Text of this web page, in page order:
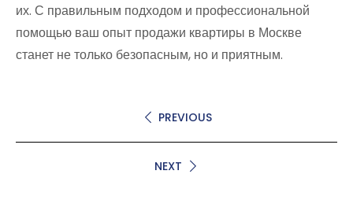
их. С правильным подходом и профессиональной
помощью ваш опыт продажи квартиры в Москве
станет не только безопасным, но и приятным.
PREVIOUS
NEXT